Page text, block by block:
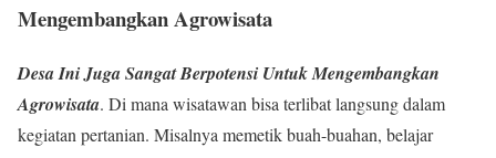
Mengembangkan Agrowisata
Desa Ini Juga Sangat Berpotensi Untuk Mengembangkan
Agrowisata. Di mana wisatawan bisa terlibat langsung dalam
kegiatan pertanian. Misalnya memetik buah-buahan, belajar